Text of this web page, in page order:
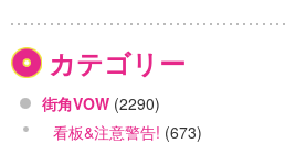
カテゴリー
街角VOW (2290)
看板&注意警告! (673)